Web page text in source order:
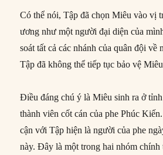
Có thể nói, Tập đã chọn Miêu vào vị
ương như một người đại diện của
soát tất cả các nhánh của quân đội
Tập đã không thể tiếp tục bảo vệ
Điều đáng chú ý là Miêu sinh ra ở
thành viên cốt cán của phe Phúc
cận với Tập hiện là người của phe
này. Đây là một trong hai nhóm